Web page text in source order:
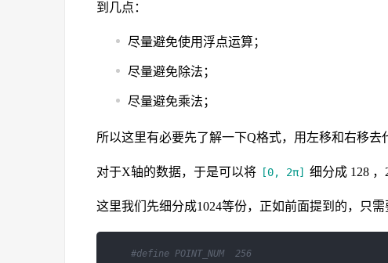
到几点：
尽量避免使用浮点运算；
尽量避免除法；
尽量避免乘法；
所以这里有必要先了解一下Q格式，用左移和右移去
对于X轴的数据，于是可以将 [0, 2π] 细分成 128 ，
这里我们先细分成1024等份，正如前面提到的，只
#define POINT_NUM  256